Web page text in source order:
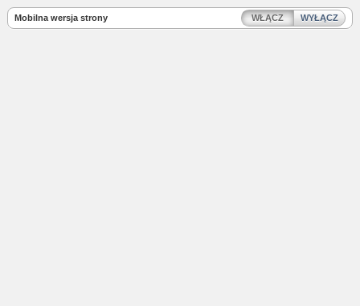
Mobilna wersja strony WŁĄCZ WYŁĄCZ